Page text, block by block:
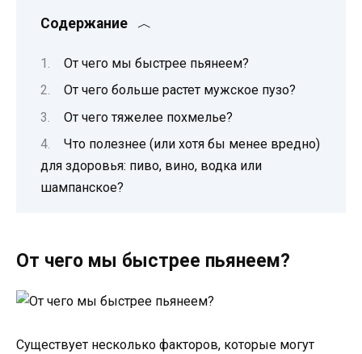
Содержание
От чего мы быстрее пьянеем?
От чего больше растет мужское пузо?
От чего тяжелее похмелье?
Что полезнее (или хотя бы менее вредно)
для здоровья: пиво, вино, водка или
шампанское?
От чего мы быстрее пьянеем?
Существует несколько факторов, которые могут